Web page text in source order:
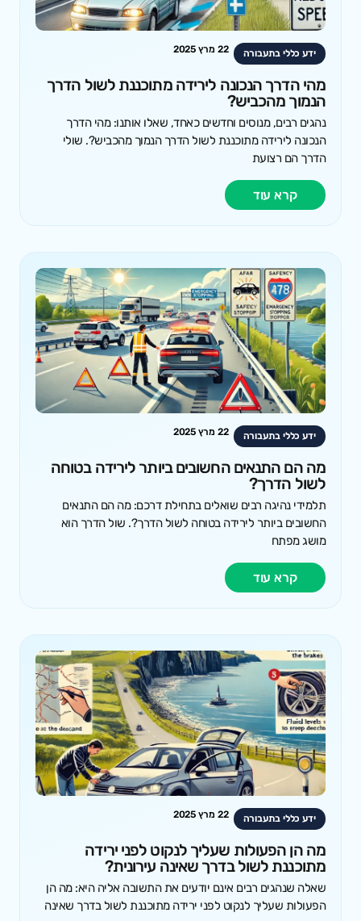
ידע כללי בתעבורה 22 מרץ 2025
מהי הדרך הנכונה לירידה מתוכננת לשול הדרך
הנמוך מהכביש?
נהגים רבים, מנוסים וחדשים כאחד, שאלו אותנו: מהי הדרך
הנכונה לירידה מתוכננת לשול הדרך הנמוך מהכביש?. שולי
הדרך הם רצועת
קרא עוד
ידע כללי בתעבורה 22 מרץ 2025
מה הם התנאים החשובים ביותר לירידה בטוחה
לשול הדרך?
תלמידי נהיגה רבים שואלים בתחילת דרכם: מה הם התנאים
החשובים ביותר לירידה בטוחה לשול הדרך?. שול הדרך הוא
מושג מפתח
קרא עוד
ידע כללי בתעבורה 22 מרץ 2025
מה הן הפעולות שעליך לנקוט לפני ירידה
מתוכננת לשול בדרך שאינה עירונית?
שאלה שנהגים רבים אינם יודעים את התשובה אליה היא: מה הן
הפעולות שעליך לנקוט לפני ירידה מתוכננת לשול בדרך שאינה